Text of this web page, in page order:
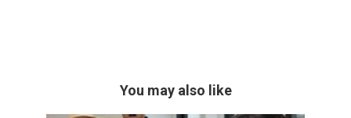
You may also like